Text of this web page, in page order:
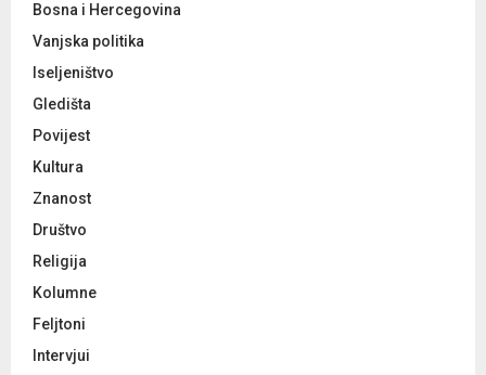
Bosna i Hercegovina
Vanjska politika
Iseljeništvo
Gledišta
Povijest
Kultura
Znanost
Društvo
Religija
Kolumne
Feljtoni
Intervjui